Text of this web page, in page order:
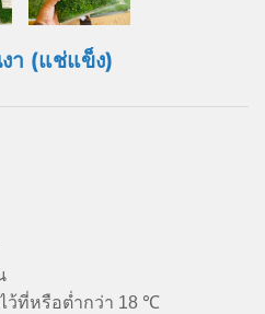
า (แช่แข็ง)
ว้ที่หรือต่ำกว่า 18 ℃